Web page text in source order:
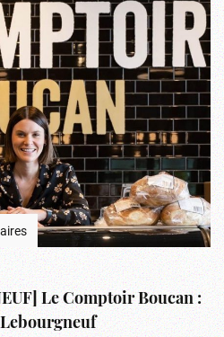
Le Comptoir Boucan :